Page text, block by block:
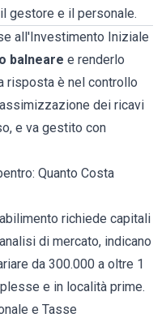
gestore e il personale.
all'Investimento Iniziale
balneare e renderlo
risposta è nel controllo
dei ricavi
e va gestito con
Quanto Costa
richiede capitali
di mercato, indicano
da 300.000 a oltre 1
e in località prime.
e Tasse